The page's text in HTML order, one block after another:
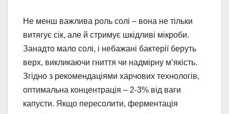
Не менш важлива роль солі – вона не тільки
витягує сік, але й стримує шкідливі мікроби.
Занадто мало солі, і небажані бактерії беруть
верх, викликаючи гниття чи надмірну м’якість.
Згідно з рекомендаціями харчових технологів,
оптимальна концентрація – 2-3% від ваги
капусти. Якщо пересолити, ферментація